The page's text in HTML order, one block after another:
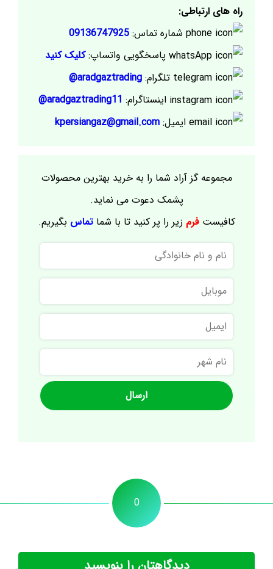
راه های ارتباطی:
شماره تماس: 09136747925
پاسخگویی واتساپ:کلیک کنید
تلگرام: aradgaztrading@
اینستاگرام: aradgaztrading11@
ایمیل: kpersiangaz@gmail.com
مجموعه گز آراد شما را به خرید بهترین محصولات
پشمک دعوت می نماید.
کافیستفرم زیر را پر کنید تا با شماتماس بگیریم.
نام
و
نام
خانوادگی
موبایل
ایمیل
نام
شهر
0